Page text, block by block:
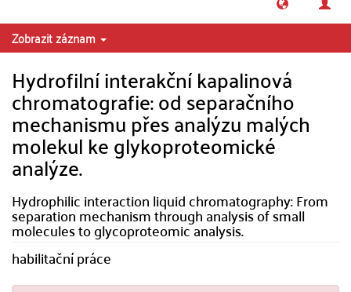
Zobrazit záznam
Hydrofilní interakční kapalinová
chromatografie: od separačního
mechanismu přes analýzu malých
molekul ke glykoproteomické
analýze.
Hydrophilic interaction liquid chromatography: From
separation mechanism through analysis of small
molecules to glycoproteomic analysis.
habilitační práce